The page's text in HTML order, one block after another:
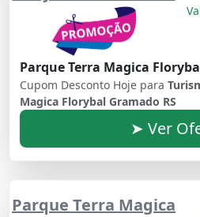
Parque Terra Magica
Cupom Desconto Hoje para
Magica Florybal Gramado RS
➤ Ver
Parque Terra Magica